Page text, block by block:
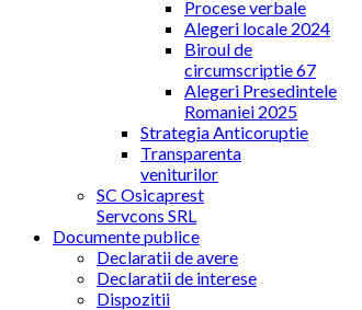
Procese verbale
Alegeri locale 2024
Biroul de
circumscriptie 67
Alegeri Presedintele
Romaniei 2025
Strategia Anticoruptie
Transparenta
veniturilor
SC Osicaprest
Servcons SRL
Documente publice
Declaratii de avere
Declaratii de interese
Dispozitii